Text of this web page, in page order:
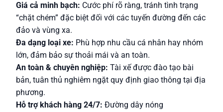
Giá cả minh bạch: Cước phí rõ ràng, tránh tình trạng
“chặt chém” đặc biệt đối với các tuyến đường đến các
đảo và vùng xa.
Đa dạng loại xe: Phù hợp nhu cầu cá nhân hay nhóm
lớn, đảm bảo sự thoải mái và an toàn.
An toàn & chuyên nghiệp: Tài xế được đào tạo bài
bản, tuân thủ nghiêm ngặt quy định giao thông tại địa
phương.
Hỗ trợ khách hàng 24/7: Đường dây nóng